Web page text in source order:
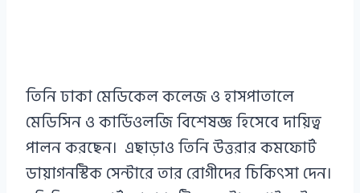
তিনি ঢাকা মেডিকেল কলেজ ও হাসপাতালে
মেডিসিন ও কার্ডিওলজি বিশেষজ্ঞ হিসেবে দায়িত্ব
পালন করছেন। এছাড়াও তিনি উত্তরার কমফোর্ট
ডায়াগনস্টিক সেন্টারে তার রোগীদের চিকিৎসা দেন।